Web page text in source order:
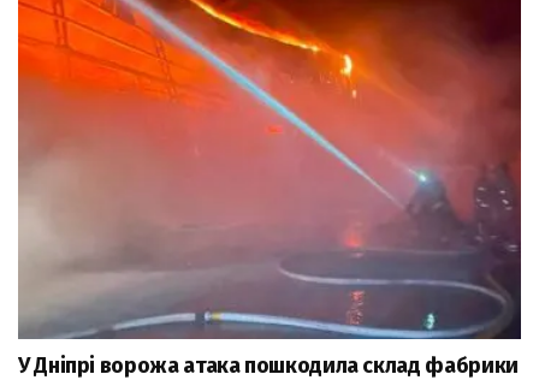
У Дніпрі ворожа атака пошкодила склад фабрики